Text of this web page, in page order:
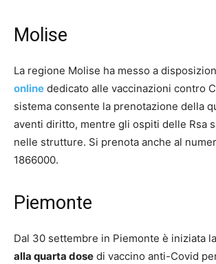
Molise
La regione Molise ha messo a
online dedicato alle vaccinazioni contro
sistema consente la prenotazione della
aventi diritto, mentre gli ospiti delle Rsa
nelle strutture. Si prenota anche al
1866000.
Piemonte
Dal 30 settembre in Piemonte è iniziata la
alla quarta dose di vaccino anti-Covid